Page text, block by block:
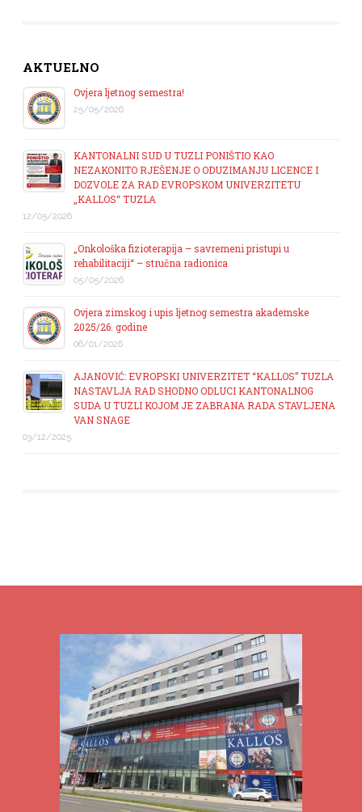
AKTUELNO
Ovjera ljetnog semestra!
25/05/2026
KANTONALNI SUD U TUZLI PONIŠTIO KAO
NEZAKONITO RJEŠENJE O ODUZIMANJU LICENCE I
DOZVOLE ZA RAD EVROPSKOM UNIVERZITETU
„KALLOS“ TUZLA
12/05/2026
„Onkološka fizioterapija – savremeni pristupi u
rehabilitaciji“ – stručna radionica
05/05/2026
Ovjera zimskog i upis ljetnog semestra akademske
2025/26. godine
06/01/2026
AJANOVIĆ: EVROPSKI UNIVERZITET “KALLOS” TUZLA
NASTAVLJA RAD SHODNO ODLUCI KANTONALNOG
SUDA U TUZLI KOJOM JE ZABRANA RADA STAVLJENA
VAN SNAGE
03/12/2025